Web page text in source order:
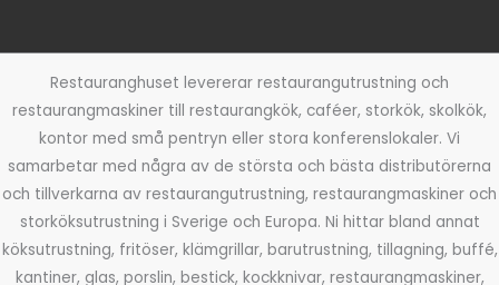
Restauranghuset levererar restaurangutrustning och
restaurangmaskiner till restaurangkök, caféer, storkök, skolkök,
kontor med små pentryn eller stora konferenslokaler. Vi
samarbetar med några av de största och bästa distributörerna
och tillverkarna av restaurangutrustning, restaurangmaskiner och
storköksutrustning i Sverige och Europa. Ni hittar bland annat
köksutrustning, fritöser, klämgrillar, barutrustning, tillagning, buffé,
kantiner, glas, porslin, bestick, kockknivar, restaurangmaskiner,